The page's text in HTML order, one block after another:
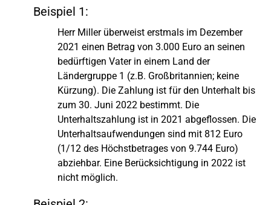
Beispiel 1:
Herr Miller überweist erstmals im Dezember
2021 einen Betrag von 3.000 Euro an seinen
bedürftigen Vater in einem Land der
Ländergruppe 1 (z.B. Großbritannien; keine
Kürzung). Die Zahlung ist für den Unterhalt bis
zum 30. Juni 2022 bestimmt. Die
Unterhaltszahlung ist in 2021 abgeflossen. Die
Unterhaltsaufwendungen sind mit 812 Euro
(1/12 des Höchstbetrages von 9.744 Euro)
abziehbar. Eine Berücksichtigung in 2022 ist
nicht möglich.